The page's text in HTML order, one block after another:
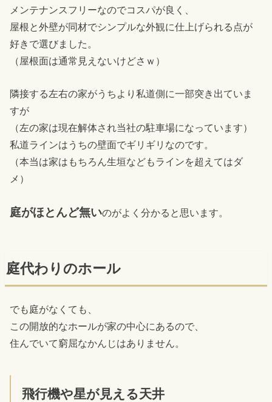
メンテナンスフリーなのでコスパが良く、
屋根と外壁が同材でシンプルな外観に仕上げられる点が
好きで選びました。
（屋根面は通常見えないけどさｗ）
隣接する左右の家がうちより私道側に一部突き出ていま
すが
（左の家は現在解体され当社の駐車場になっています）
私道ラインはうちの壁面でギリギリなのです。
（本当は家はもちろん生垣などもラインを超えてはダ
メ）
庭がほとんど無いのがよく分かると思います。
庭代わりのホール
でも庭がなくても、
この開放的なホールが家の中心にあるので、
住んでいて窮屈なかんじはありません。
飛行機や星が見える天井